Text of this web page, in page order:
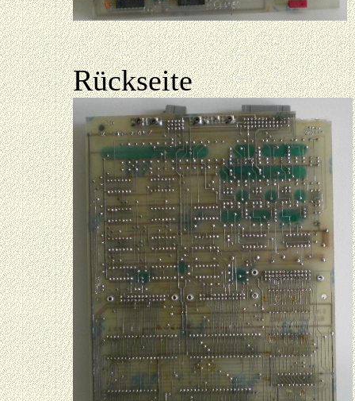
Rückseite